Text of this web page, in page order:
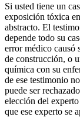
Si usted tiene un
exposición tóxica
abstracto. El
depende todo su
error médico causó
de construcción, o
química con su
de ese testimonio
puede ser
elección del
que ese experto se